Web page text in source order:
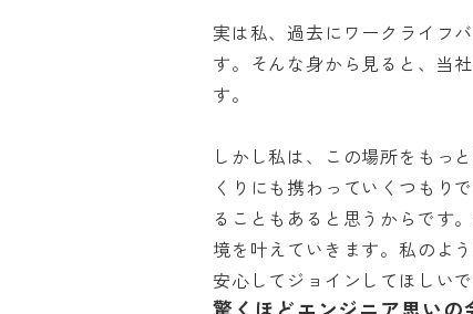
実は私、過去にワークライフ
す。そんな身から見ると、当
す。
しかし私は、この場所をもっ
くりにも携わっていくつもり
ることもあると思うからです
境を叶えていきます。私のよ
安心してジョインしてほしいで